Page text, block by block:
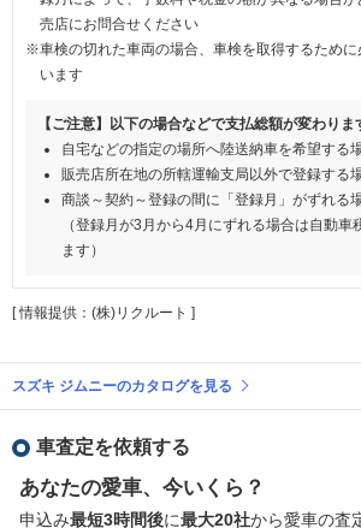
売店にお問合せください
※車検の切れた車両の場合、車検を取得するために
います
【ご注意】以下の場合などで支払総額が変わりま
自宅などの指定の場所へ陸送納車を希望する
販売店所在地の所轄運輸支局以外で登録する
商談～契約～登録の間に「登録月」がずれる
（登録月が3月から4月にずれる場合は自動車
ます）
[ 情報提供：(株)リクルート ]
スズキ ジムニーのカタログを見る
車査定を依頼する
あなたの愛車、今いくら？
申込み最短3時間後に最大20社から愛車の査